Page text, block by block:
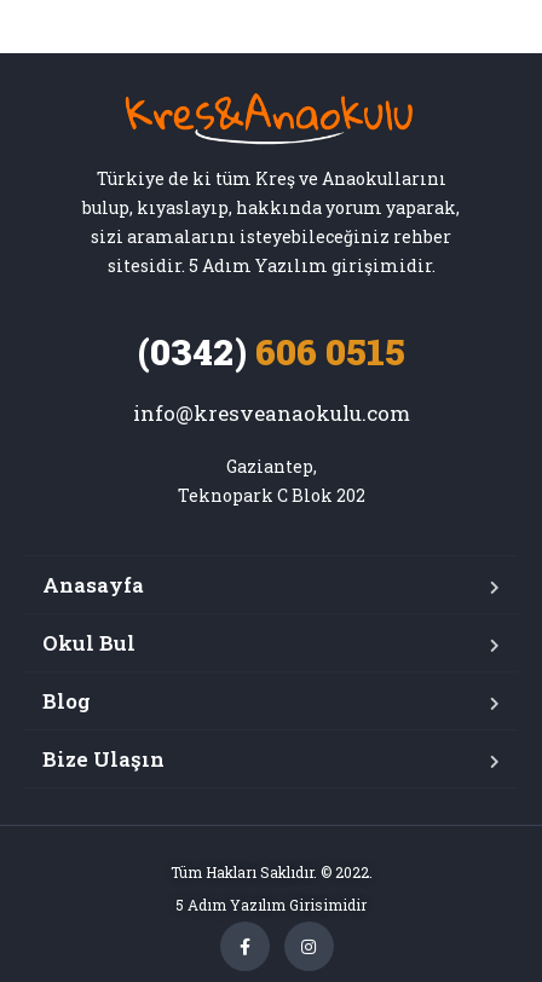
Türkiye de ki tüm Kreş ve Anaokullarını
bulup, kıyaslayıp, hakkında yorum yaparak,
sizi aramalarını isteyebileceğiniz rehber
sitesidir. 5 Adım Yazılım girişimidir.
(0342) 606 0515
info@kresveanaokulu.com
Gaziantep,
Teknopark C Blok 202
Anasayfa
Okul Bul
Blog
Bize Ulaşın
Tüm Hakları Saklıdır. © 2022.
5 Adım Yazılım Girisimidir